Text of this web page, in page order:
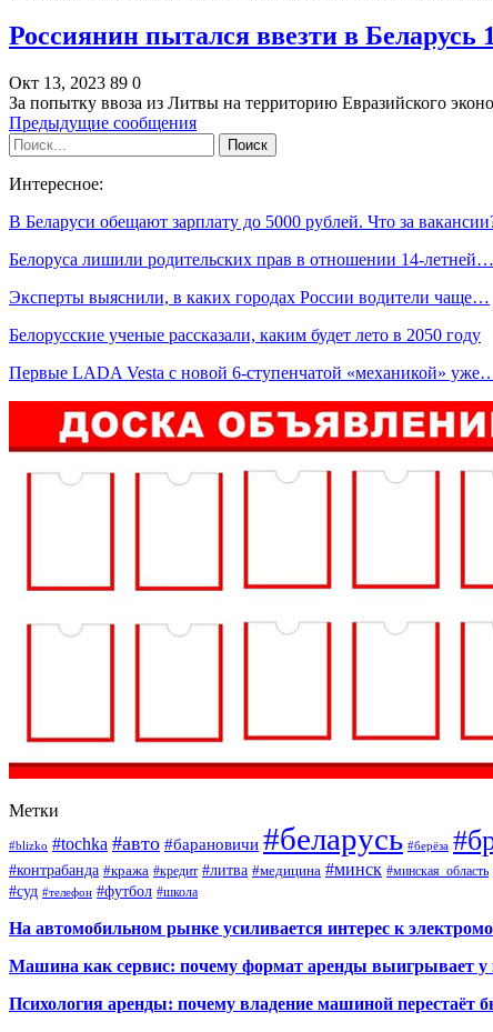
Россиянин пытался ввезти в
Окт 13, 2023 89 0
За попытку ввоза из Литвы на территорию Евразийского
Предыдущие сообщения
Интересное:
В Беларуси обещают зарплату до 5000 рублей. Что за
Белоруса лишили родительских прав в отношении 14-летней…
Эксперты выяснили, в каких городах России водители чаще…
Белорусские ученые рассказали, каким будет лето в 2050 году
Первые LADA Vesta с новой 6-ступенчатой «механикой»
Метки
#blizko #tochka #авто #барановичи #беларусь #берёза
#контрабанда #кража #кредит #литва #медицина #минск #минская_область
#суд #телефон #футбол #школа
На автомобильном рынке усиливается интерес к
Машина как сервис: почему формат аренды выигрывает у
Психология аренды: почему владение машиной перестаёт